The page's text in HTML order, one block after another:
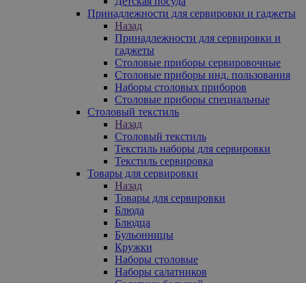
Принадлежности для сервировки и гаджеты
Назад
Принадлежности для сервировки и
гаджеты
Столовые приборы сервировочные
Столовые приборы инд. пользования
Наборы столовых приборов
Столовые приборы специальные
Столовый текстиль
Назад
Столовый текстиль
Текстиль наборы для сервировки
Текстиль сервировка
Товары для сервировки
Назад
Товары для сервировки
Блюда
Блюдца
Бульонницы
Кружки
Наборы столовые
Наборы салатников